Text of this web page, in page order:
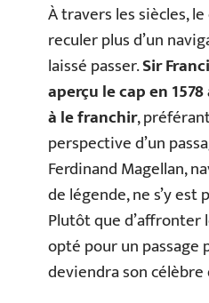
À travers les siècles,
reculer plus d’un
laissé passer.Sir
aperçu le cap en
à le franchir,
perspective d’un
Ferdinand Magellan,
de légende, ne s’y est
Plutôt que
opté pour un passage
deviendra son